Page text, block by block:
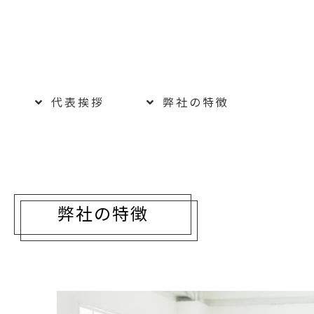
代表挨拶 弊社の特徴
弊社の特徴